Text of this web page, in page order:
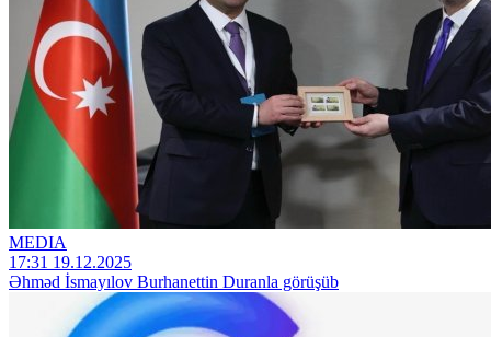
MEDIA
17:31 19.12.2025
Əhməd İsmayılov Burhanettin Duranla görüşüb